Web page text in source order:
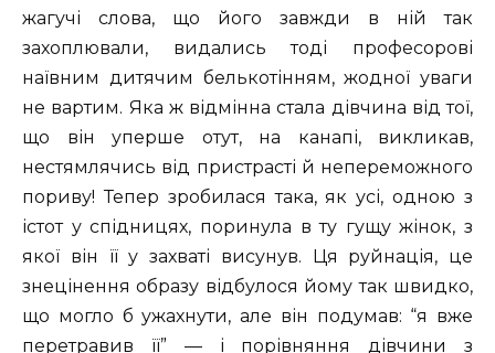
жагучі слова, що його завжди в ній так
захоплювали, видались тоді професорові
наївним дитячим белькотінням, жодної уваги
не вартим. Яка ж відмінна стала дівчина від тої,
що він уперше отут, на канапі, викликав,
нестямлячись від пристрасті й непереможного
пориву! Тепер зробилася така, як усі, одною з
істот у спідницях, поринула в ту гущу жінок, з
якої він її у захваті висунув. Ця руйнація, це
знецінення образу відбулося йому так швидко,
що могло б ужахнути, але він подумав: “я вже
перетравив її” — і порівняння дівчини з